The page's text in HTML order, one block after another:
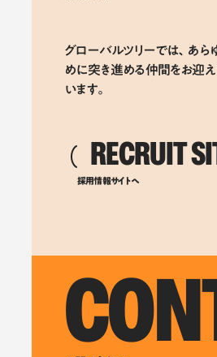
グローバルツリーでは、あら
めに突き進める仲間をお迎え
います。
RECRUIT
採用情報サイトへ